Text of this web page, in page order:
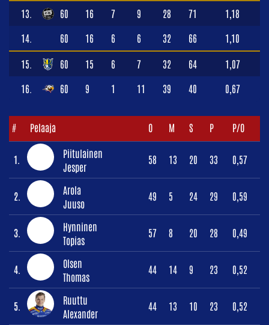
13. 60 16 7 9 28 71 1,18
14. 60 16 6 6 32 66 1,10
15. 60 15 6 7 32 64 1,07
16. 60 9 1 11 39 40 0,67
# Pelaaja O M S P P/O
1.
Piitulainen
Jesper
58 13 20 33 0,57
2.
Arola
Juuso
49 5 24 29 0,59
3.
Hynninen
Topias
57 8 20 28 0,49
4.
Olsen
Thomas
44 14 9 23 0,52
5.
Ruuttu
Alexander
44 13 10 23 0,52